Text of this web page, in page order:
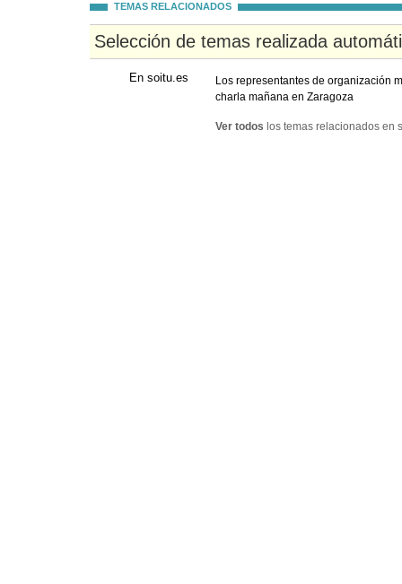
TEMAS RELACIONADOS
Selección de temas realizada
En soitu.es
Los representantes de organización
charla mañana en Zaragoza
Ver todos los temas relacionados en